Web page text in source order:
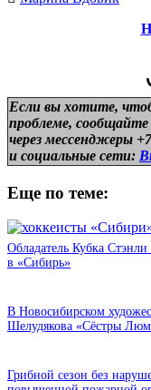
Если вы хотите,
проблеме,
через мессенджеры
и социальные сети:
Еще по теме:
Обладатель Кубка
в «Сибирь»
В Новосибирском
Шелудякова «Сёстры
Грибной сезон без